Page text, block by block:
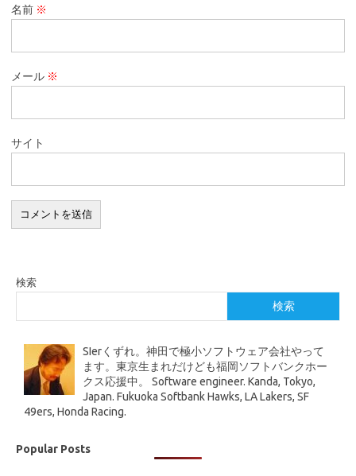
名前 ※
メール ※
サイト
検索
検索
SIerくずれ。神田で極小ソフトウェア会社やって
ます。東京生まれだけども福岡ソフトバンクホー
クス応援中。 Software engineer. Kanda, Tokyo,
Japan. Fukuoka Softbank Hawks, LA Lakers, SF
49ers, Honda Racing.
Popular Posts